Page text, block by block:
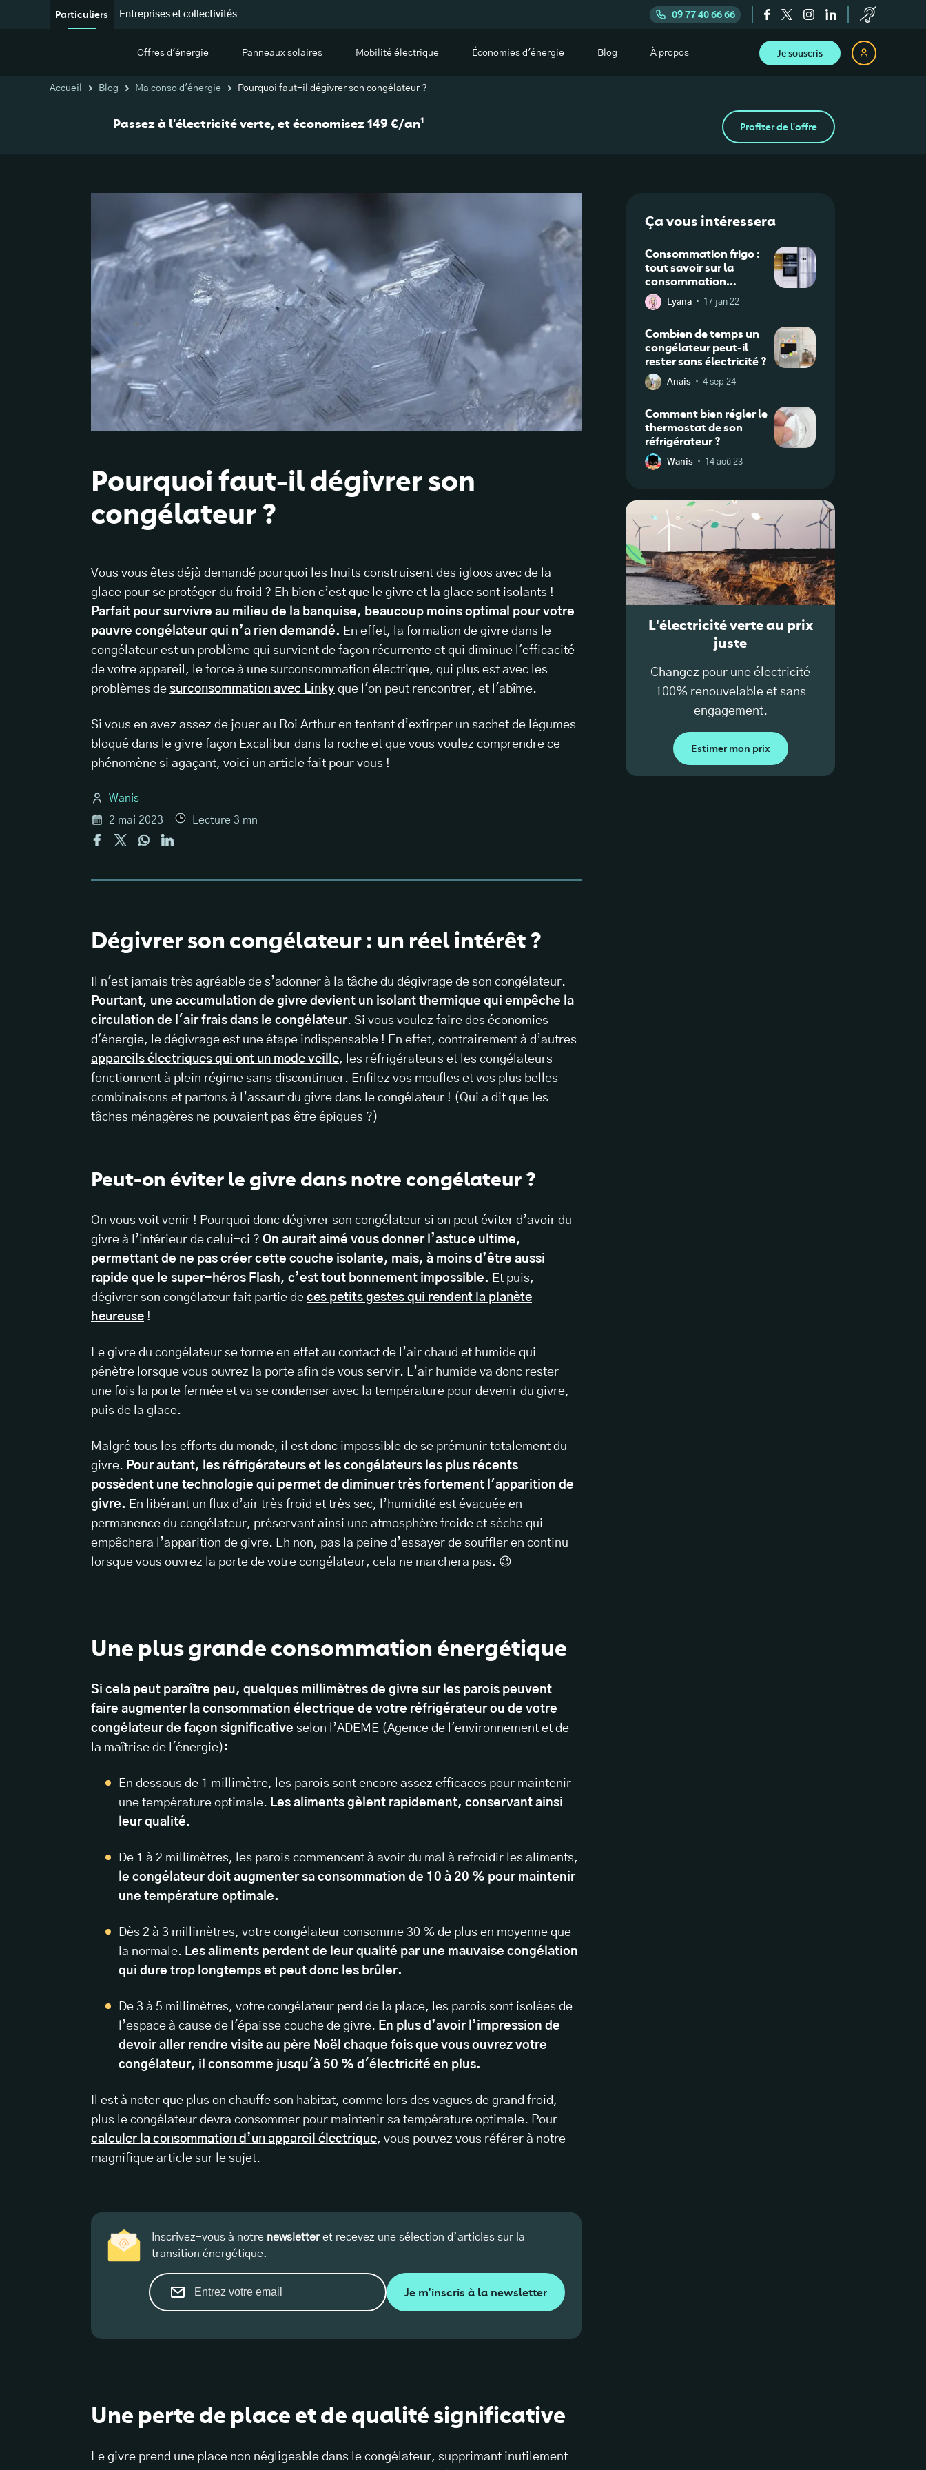
Particuliers Entreprises et collectivités 09 77 40 66 66
Offres d'énergie Panneaux solaires Mobilité électrique Économies d'énergie Blog À propos Je souscris
Accueil Blog Ma conso d'énergie Pourquoi faut-il dégivrer son congélateur ?
Passez à l'électricité verte, et économisez 149 €/an¹ Profiter de l'offre
Pourquoi faut-il dégivrer son
congélateur ?
Vous vous êtes déjà demandé pourquoi les Inuits construisent des igloos avec de la
glace pour se protéger du froid ? Eh bien c’est que le givre et la glace sont isolants !
Parfait pour survivre au milieu de la banquise, beaucoup moins optimal pour votre
pauvre congélateur qui n’a rien demandé. En effet, la formation de givre dans le
congélateur est un problème qui survient de façon récurrente et qui diminue l'efficacité
de votre appareil, le force à une surconsommation électrique, qui plus est avec les
problèmes de surconsommation avec Linky que l'on peut rencontrer, et l'abîme.
Si vous en avez assez de jouer au Roi Arthur en tentant d’extirper un sachet de légumes
bloqué dans le givre façon Excalibur dans la roche et que vous voulez comprendre ce
phénomène si agaçant, voici un article fait pour vous !
Wanis
2 mai 2023
Lecture 3 mn
Dégivrer son congélateur : un réel intérêt ?
Il n'est jamais très agréable de s’adonner à la tâche du dégivrage de son congélateur.
Pourtant, une accumulation de givre devient un isolant thermique qui empêche la
circulation de l'air frais dans le congélateur. Si vous voulez faire des économies
d'énergie, le dégivrage est une étape indispensable ! En effet, contrairement à d’autres
appareils électriques qui ont un mode veille, les réfrigérateurs et les congélateurs
fonctionnent à plein régime sans discontinuer. Enfilez vos moufles et vos plus belles
combinaisons et partons à l’assaut du givre dans le congélateur ! (Qui a dit que les
tâches ménagères ne pouvaient pas être épiques ?)
Peut-on éviter le givre dans notre congélateur ?
On vous voit venir ! Pourquoi donc dégivrer son congélateur si on peut éviter d’avoir du
givre à l’intérieur de celui-ci ? On aurait aimé vous donner l’astuce ultime,
permettant de ne pas créer cette couche isolante, mais, à moins d’être aussi
rapide que le super-héros Flash, c’est tout bonnement impossible. Et puis,
dégivrer son congélateur fait partie de ces petits gestes qui rendent la planète
heureuse !
Le givre du congélateur se forme en effet au contact de l’air chaud et humide qui
pénètre lorsque vous ouvrez la porte afin de vous servir. L’air humide va donc rester
une fois la porte fermée et va se condenser avec la température pour devenir du givre,
puis de la glace.
Malgré tous les efforts du monde, il est donc impossible de se prémunir totalement du
givre. Pour autant, les réfrigérateurs et les congélateurs les plus récents
possèdent une technologie qui permet de diminuer très fortement l'apparition de
givre. En libérant un flux d’air très froid et très sec, l’humidité est évacuée en
permanence du congélateur, préservant ainsi une atmosphère froide et sèche qui
empêchera l’apparition de givre. Eh non, pas la peine d’essayer de souffler en continu
lorsque vous ouvrez la porte de votre congélateur, cela ne marchera pas. 😉
Une plus grande consommation énergétique
Si cela peut paraître peu, quelques millimètres de givre sur les parois peuvent
faire augmenter la consommation électrique de votre réfrigérateur ou de votre
congélateur de façon significative selon l’ADEME (Agence de l'environnement et de
la maîtrise de l'énergie):
En dessous de 1 millimètre, les parois sont encore assez efficaces pour maintenir
une température optimale. Les aliments gèlent rapidement, conservant ainsi
leur qualité.
De 1 à 2 millimètres, les parois commencent à avoir du mal à refroidir les aliments,
le congélateur doit augmenter sa consommation de 10 à 20 % pour maintenir
une température optimale.
Dès 2 à 3 millimètres, votre congélateur consomme 30 % de plus en moyenne que
la normale. Les aliments perdent de leur qualité par une mauvaise congélation
qui dure trop longtemps et peut donc les brûler.
De 3 à 5 millimètres, votre congélateur perd de la place, les parois sont isolées de
l’espace à cause de l'épaisse couche de givre. En plus d’avoir l’impression de
devoir aller rendre visite au père Noël chaque fois que vous ouvrez votre
congélateur, il consomme jusqu'à 50 % d'électricité en plus.
Il est à noter que plus on chauffe son habitat, comme lors des vagues de grand froid,
plus le congélateur devra consommer pour maintenir sa température optimale. Pour
calculer la consommation d’un appareil électrique, vous pouvez vous référer à notre
magnifique article sur le sujet.
Inscrivez-vous à notre newsletteret recevez une sélection d’articles sur la
transition énergétique.
Je m'inscris à la newsletter
Une perte de place et de qualité significative
Le givre prend une place non négligeable dans le congélateur, supprimant inutilement
Ça vous intéressera
Consommation frigo :
tout savoir sur la
consommation
électrique de votre
réfrigérateur
Lyana · 17 jan 22
Combien de temps un
congélateur peut-il
rester sans électricité ?
Anais · 4 sep 24
Comment bien régler le
thermostat de son
réfrigérateur ?
Wanis · 14 aoû 23
L'électricité verte au prix
juste
Changez pour une électricité
100% renouvelable et sans
engagement.
Estimer mon prix